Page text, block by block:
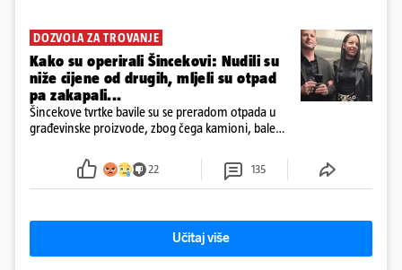
DOZVOLA ZA TROVANJE
Kako su operirali Šincekovi: Nudili su
niže cijene od drugih, mljeli su otpad
pa zakapali...
Šincekove tvrtke bavile su se preradom otpada u
građevinske proizvode, zbog čega kamioni, bale
22 135
Učitaj više